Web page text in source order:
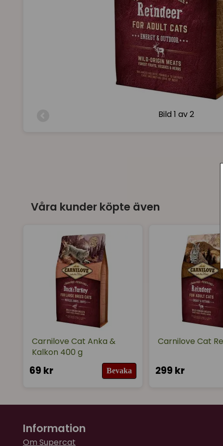
Bild1 av 2
Våra kunder köpte även
Carnilove Cat Anka &
Kalkon 400 g
69 kr Bevaka
Carnilove Cat
299 kr
Information
Om Supercat